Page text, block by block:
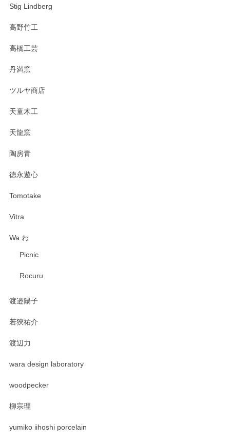
Stig Lindberg
高野竹工
高橋工芸
丹満窯
ツルヤ商店
天童木工
天龍窯
陶房青
徳永遊心
Tomotake
Vitra
Wa わ
Picnic
Rocuru
渡邉陽子
若狹祐介
渡辺力
wara design laboratory
woodpecker
柳宗理
yumiko iihoshi porcelain